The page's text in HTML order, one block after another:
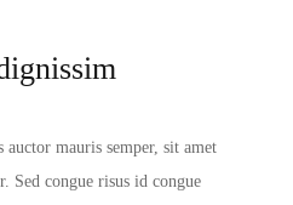
mauris semper, sit amet
Sed congue risus id congue